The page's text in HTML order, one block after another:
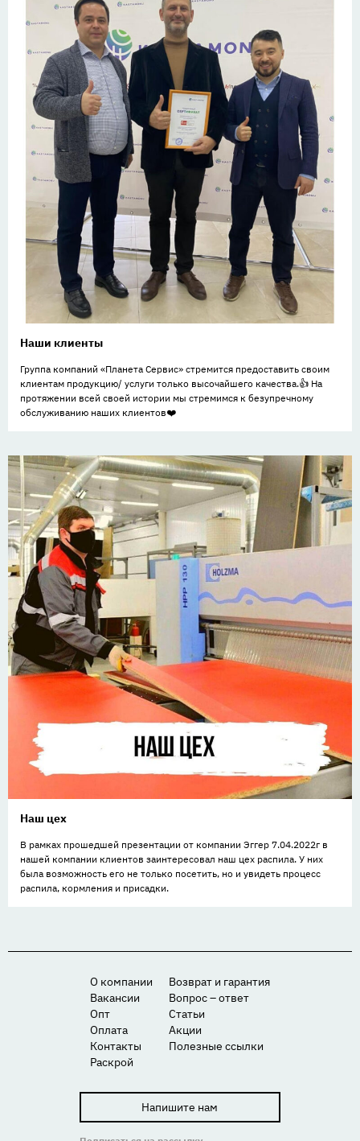
Наши клиенты
Группа компаний «Планета Сервис» стремится предоставить своим
клиентам продукцию/ услуги только высочайшего качества.👍 На
протяжении всей своей истории мы стремимся к безупречному
обслуживанию наших клиентов❤️
Наш цех
В рамках прошедшей презентации от компании Эггер 7.04.2022г в
нашей компании клиентов заинтересовал наш цех распила. У них
была возможность его не только посетить, но и увидеть процесс
распила, кормления и присадки.
О компании
Вакансии
Опт
Оплата
Контакты
Раскрой
Возврат и гарантия
Вопрос – ответ
Статьи
Акции
Полезные ссылки
Напишите нам